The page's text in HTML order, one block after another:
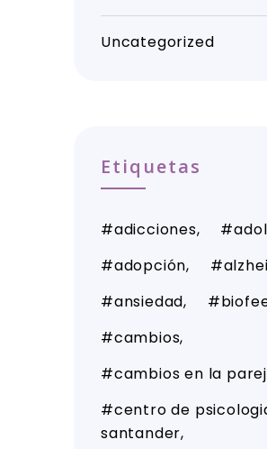
Uncategorized
Etiquetas
adicciones
adopción
ansiedad
cambios
cambios en la
centro de
santander